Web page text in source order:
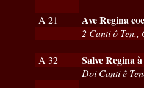
A 21 Ave Regina
2 Canti ô Ten.,
A 32 Salve Regina
Doi Canti ê